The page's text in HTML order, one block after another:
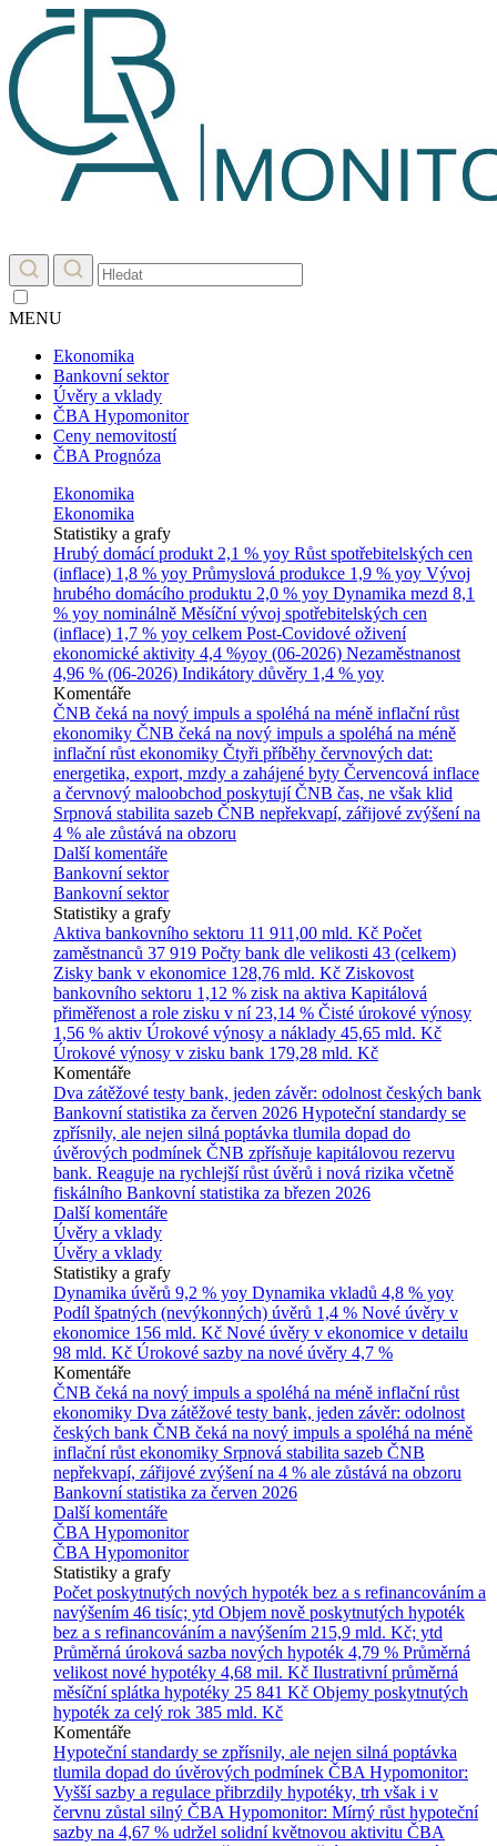
MENU
Ekonomika
Bankovní sektor
Úvěry a vklady
ČBA Hypomonitor
Ceny nemovitostí
ČBA Prognóza
Ekonomika
Ekonomika
Statistiky a grafy
Hrubý domácí produkt 2,1 % yoy Růst spotřebitelských cen
(inflace) 1,8 % yoy Průmyslová produkce 1,9 % yoy Vývoj
hrubého domácího produktu 2,0 % yoy Dynamika mezd 8,1
% yoy nominálně Měsíční vývoj spotřebitelských cen
(inflace) 1,7 % yoy celkem Post-Covidové oživení
ekonomické aktivity 4,4 %yoy (06-2026) Nezaměstnanost
4,96 % (06-2026) Indikátory důvěry 1,4 % yoy
Komentáře
ČNB čeká na nový impuls a spoléhá na méně inflační růst
ekonomiky ČNB čeká na nový impuls a spoléhá na méně
inflační růst ekonomiky Čtyři příběhy červnových dat:
energetika, export, mzdy a zahájené byty Červencová inflace
a červnový maloobchod poskytují ČNB čas, ne však klid
Srpnová stabilita sazeb ČNB nepřekvapí, zářijové zvýšení na
4 % ale zůstává na obzoru
Další komentáře
Bankovní sektor
Bankovní sektor
Statistiky a grafy
Aktiva bankovního sektoru 11 911,00 mld. Kč Počet
zaměstnanců 37 919 Počty bank dle velikosti 43 (celkem)
Zisky bank v ekonomice 128,76 mld. Kč Ziskovost
bankovního sektoru 1,12 % zisk na aktiva Kapitálová
přiměřenost a role zisku v ní 23,14 % Čisté úrokové výnosy
1,56 % aktiv Úrokové výnosy a náklady 45,65 mld. Kč
Úrokové výnosy v zisku bank 179,28 mld. Kč
Komentáře
Dva zátěžové testy bank, jeden závěr: odolnost českých bank
Bankovní statistika za červen 2026 Hypoteční standardy se
zpřísnily, ale nejen silná poptávka tlumila dopad do
úvěrových podmínek ČNB zpřísňuje kapitálovou rezervu
bank. Reaguje na rychlejší růst úvěrů i nová rizika včetně
fiskálního Bankovní statistika za březen 2026
Další komentáře
Úvěry a vklady
Úvěry a vklady
Statistiky a grafy
Dynamika úvěrů 9,2 % yoy Dynamika vkladů 4,8 % yoy
Podíl špatných (nevýkonných) úvěrů 1,4 % Nové úvěry v
ekonomice 156 mld. Kč Nové úvěry v ekonomice v detailu
98 mld. Kč Úrokové sazby na nové úvěry 4,7 %
Komentáře
ČNB čeká na nový impuls a spoléhá na méně inflační růst
ekonomiky Dva zátěžové testy bank, jeden závěr: odolnost
českých bank ČNB čeká na nový impuls a spoléhá na méně
inflační růst ekonomiky Srpnová stabilita sazeb ČNB
nepřekvapí, zářijové zvýšení na 4 % ale zůstává na obzoru
Bankovní statistika za červen 2026
Další komentáře
ČBA Hypomonitor
ČBA Hypomonitor
Statistiky a grafy
Počet poskytnutých nových hypoték bez a s refinancováním a
navýšením 46 tisíc; ytd Objem nově poskytnutých hypoték
bez a s refinancováním a navýšením 215,9 mld. Kč; ytd
Průměrná úroková sazba nových hypoték 4,79 % Průměrná
velikost nové hypotéky 4,68 mil. Kč Ilustrativní průměrná
měsíční splátka hypotéky 25 841 Kč Objemy poskytnutých
hypoték za celý rok 385 mld. Kč
Komentáře
Hypoteční standardy se zpřísnily, ale nejen silná poptávka
tlumila dopad do úvěrových podmínek ČBA Hypomonitor:
Vyšší sazby a regulace přibrzdily hypotéky, trh však i v
červnu zůstal silný ČBA Hypomonitor: Mírný růst hypoteční
sazby na 4,67 % udržel solidní květnovou aktivitu ČBA